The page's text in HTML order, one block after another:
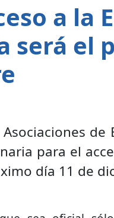
a la
el
para el
día 11 de